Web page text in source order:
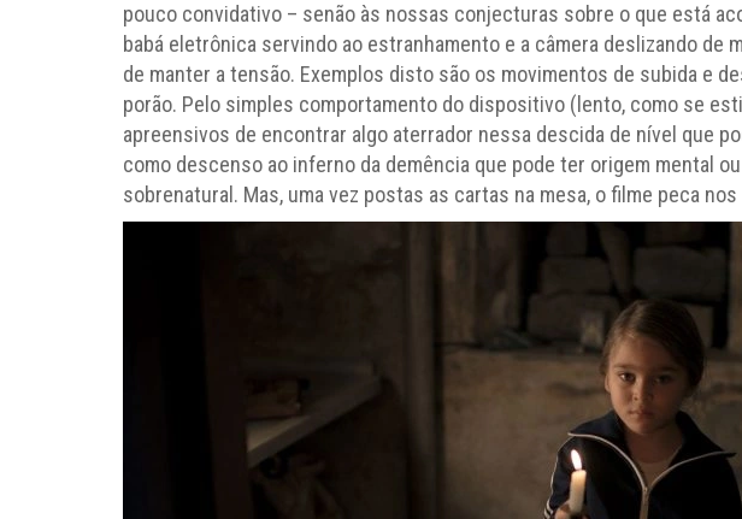
pouco convidativo – senão às nossas conjecturas sobre o que está
babá eletrônica servindo ao estranhamento e a câmera deslizando de
de manter a tensão. Exemplos disto são os movimentos de subida e
porão. Pelo simples comportamento do dispositivo (lento, como se
apreensivos de encontrar algo aterrador nessa descida de nível que
como descenso ao inferno da demência que pode ter origem mental
sobrenatural. Mas, uma vez postas as cartas na mesa, o filme peca